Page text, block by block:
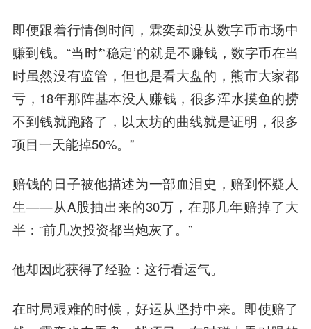
即便跟着行情倒时间，霖奕却没从数字币市场中
赚到钱。“当时*‘稳定’的就是不赚钱，数字币在当
时虽然没有监管，但也是看大盘的，熊市大家都
亏，18年那阵基本没人赚钱，很多浑水摸鱼的捞
不到钱就跑路了，以太坊的曲线就是证明，很多
项目一天能掉50%。”
赔钱的日子被他描述为一部血泪史，赔到怀疑人
生——从A股抽出来的30万，在那几年赔掉了大
半：“前几次投资都当炮灰了。”
他却因此获得了经验： 这行看运气。
在时局艰难的时候，好运从坚持中来。即使赔了